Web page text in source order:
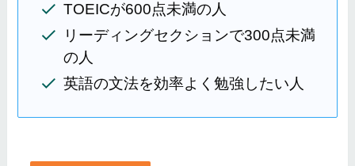
TOEICが600点未満の人
リーディングセクションで300点未満
の人
英語の文法を効率よく勉強したい人